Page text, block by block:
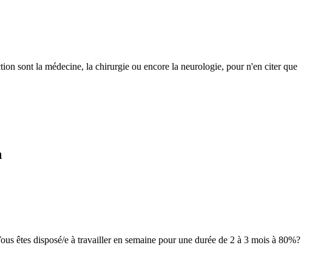
sont la médecine, la chirurgie ou encore la neurologie, pour n'en citer que
êtes disposé/e à travailler en semaine pour une durée de 2 à 3 mois à 80%?